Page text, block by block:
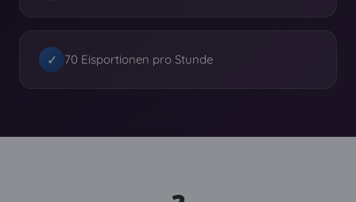
✓ 70 Eisportionen pro Stunde